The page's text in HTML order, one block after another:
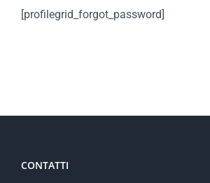
[profilegrid_forgot_password]
CONTATTI